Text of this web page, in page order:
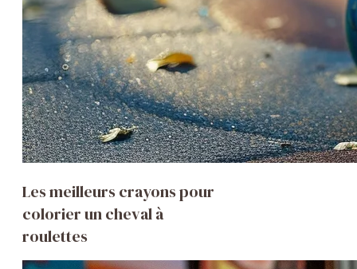
Les meilleurs crayons pour
colorier un cheval à
roulettes